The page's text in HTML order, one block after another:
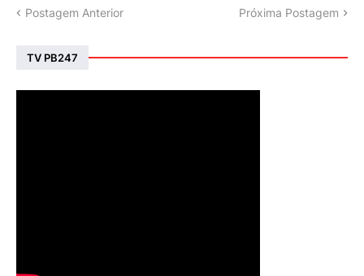
Postagem Anterior Próxima Postagem
TV PB247